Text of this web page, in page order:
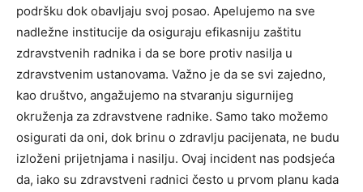
podršku dok obavljaju svoj posao. Apelujemo na sve
nadležne institucije da osiguraju efikasniju zaštitu
zdravstvenih radnika i da se bore protiv nasilja u
zdravstvenim ustanovama. Važno je da se svi zajedno,
kao društvo, angažujemo na stvaranju sigurnijeg
okruženja za zdravstvene radnike. Samo tako možemo
osigurati da oni, dok brinu o zdravlju pacijenata, ne budu
izloženi prijetnjama i nasilju. Ovaj incident nas podsjeća
da, iako su zdravstveni radnici često u prvom planu kada